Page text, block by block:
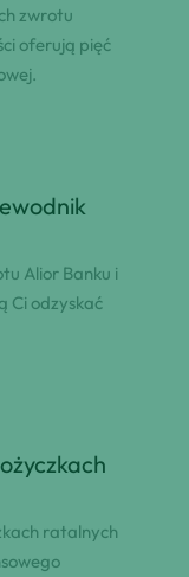
zwrotu
oferują pięć
Alior Banku i
Ci odzyskać
ratalnych